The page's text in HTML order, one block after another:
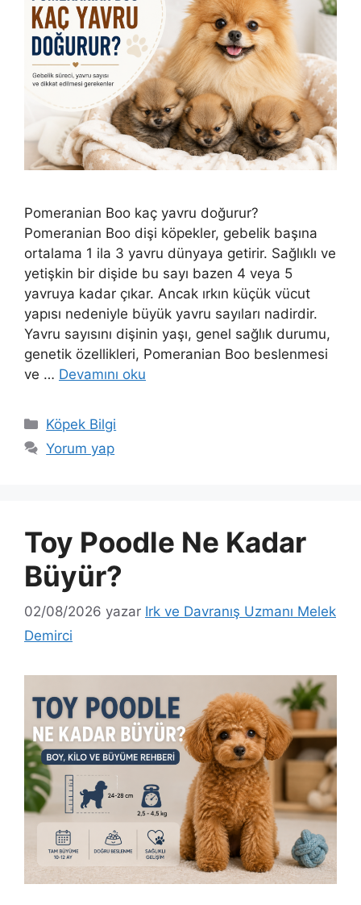
Pomeranian Boo kaç yavru doğurur?
Pomeranian Boo dişi köpekler, gebelik başına
ortalama 1 ila 3 yavru dünyaya getirir. Sağlıklı ve
yetişkin bir dişide bu sayı bazen 4 veya 5
yavruya kadar çıkar. Ancak ırkın küçük vücut
yapısı nedeniyle büyük yavru sayıları nadirdir.
Yavru sayısını dişinin yaşı, genel sağlık durumu,
genetik özellikleri, Pomeranian Boo beslenmesi
ve … Devamını oku
Kategoriler
Köpek Bilgi
Yorum yap
Toy Poodle Ne Kadar
Büyür?
02/08/2026 yazar Irk ve Davranış Uzmanı Melek
Demirci